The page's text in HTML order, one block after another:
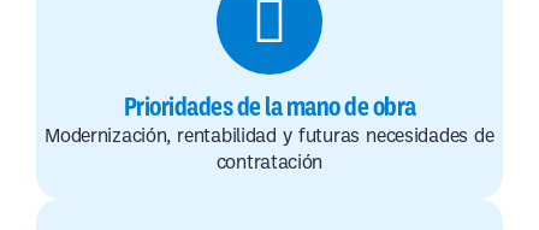
Prioridades de la mano de obra
Modernización, rentabilidad y futuras necesidades de
contratación